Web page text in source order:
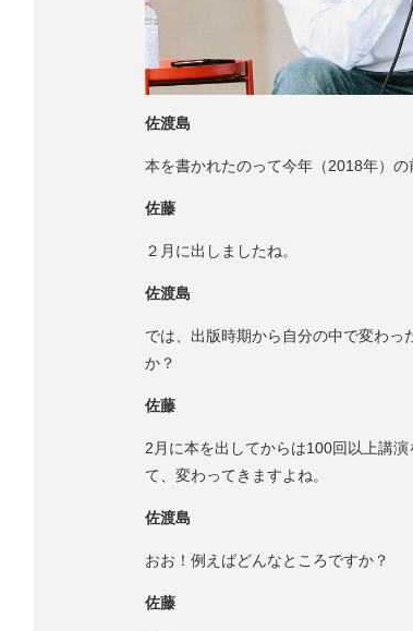
佐渡島
本を書かれたのって今年（2018年）の
佐藤
２月に出しましたね。
佐渡島
では、出版時期から自分の中で変わ
か？
佐藤
2月に本を出してからは100回以上講
て、変わってきますよね。
佐渡島
おお！例えばどんなところですか？
佐藤